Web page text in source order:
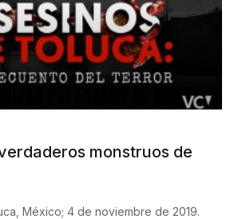
monstruos de
México; 4 de noviembre de 2019.